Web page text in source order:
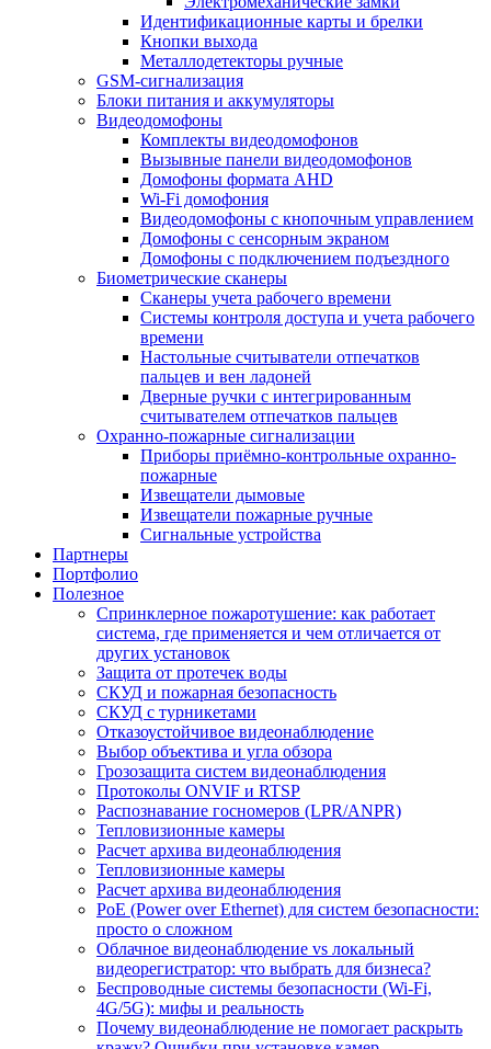
Идентификационные карты и брелки
Кнопки выхода
Металлодетекторы ручные
GSM-сигнализация
Блоки питания и аккумуляторы
Видеодомофоны
Комплекты видеодомофонов
Вызывные панели видеодомофонов
Домофоны формата AHD
Wi-Fi домофония
Видеодомофоны с кнопочным управлением
Домофоны с сенсорным экраном
Домофоны с подключением подъездного
Биометрические сканеры
Сканеры учета рабочего времени
Системы контроля доступа и учета рабочего
времени
Настольные считыватели отпечатков
пальцев и вен ладоней
Дверные ручки с интегрированным
считывателем отпечатков пальцев
Охранно-пожарные сигнализации
Приборы приёмно-контрольные охранно-
пожарные
Извещатели дымовые
Извещатели пожарные ручные
Сигнальные устройства
Партнеры
Портфолио
Полезное
Спринклерное пожаротушение: как работает
система, где применяется и чем отличается от
других установок
Защита от протечек воды
СКУД и пожарная безопасность
СКУД с турникетами
Отказоустойчивое видеонаблюдение
Выбор объектива и угла обзора
Грозозащита систем видеонаблюдения
Протоколы ONVIF и RTSP
Распознавание госномеров (LPR/ANPR)
Тепловизионные камеры
Расчет архива видеонаблюдения
Тепловизионные камеры
Расчет архива видеонаблюдения
PoE (Power over Ethernet) для систем безопасности:
просто о сложном
Облачное видеонаблюдение vs локальный
видеорегистратор: что выбрать для бизнеса?
Беспроводные системы безопасности (Wi-Fi,
4G/5G): мифы и реальность
Почему видеонаблюдение не помогает раскрыть